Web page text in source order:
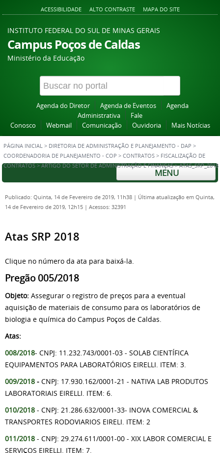
ACESSIBILIDADE ALTO CONTRASTE MAPA DO SITE
INSTITUTO FEDERAL DO SUL DE MINAS GERAIS
Campus Poços de Caldas
Ministério da Educação
Agenda do Diretor Agenda de Eventos
Agenda
Administrativa
Fale
Conosco
Webmail Comunicação Ouvidoria Mais Notícias
PÁGINA INICIAL > DIRETORIA DE ADMINISTRAÇÃO E PLANEJAMENTO - DAP >
COORDENADORIA DE PLANEJAMENTO - COP > CONTRATOS > FISCALIZAÇÃO DE
CONTRATOS > ARTIGO DO SETOR DE ADMINISTRAÇÃO E FINANÇAS >ATAS_SRP_2018
MENU
Publicado: Quinta, 14 de Fevereiro de 2019, 11h38 | Última atualização em Quinta,
14 de Fevereiro de 2019, 12h15 | Acessos: 32391
Atas SRP 2018
Clique no número da ata para baixá-la.
Pregão 005/2018
Objeto: Assegurar o registro de preços para a eventual
aquisição de materiais de consumo para os laboratórios de
biologia e química do Campus Poços de Caldas.
Atas:
008/2018- CNPJ: 11.232.743/0001-03 - SOLAB CIENTÍFICA
EQUIPAMENTOS PARA LABORATÓRIOS EIRELLI. ITEM: 3.
009/2018 - CNPJ: 17.930.162/0001-21 - NATIVA LAB PRODUTOS
LABORATORIAIS EIRELLI. ITEM: 6.
010/2018 - CNPJ: 21.286.632/0001-33- INOVA COMERCIAL &
TRANSPORTES RODOVIARIOS EIRELI. ITEM: 2
011/2018 - CNPJ: 29.274.611/0001-00 - XIX LABOR COMERCIAL E
SERVIÇOS EIRELLI. ITEM: 7.